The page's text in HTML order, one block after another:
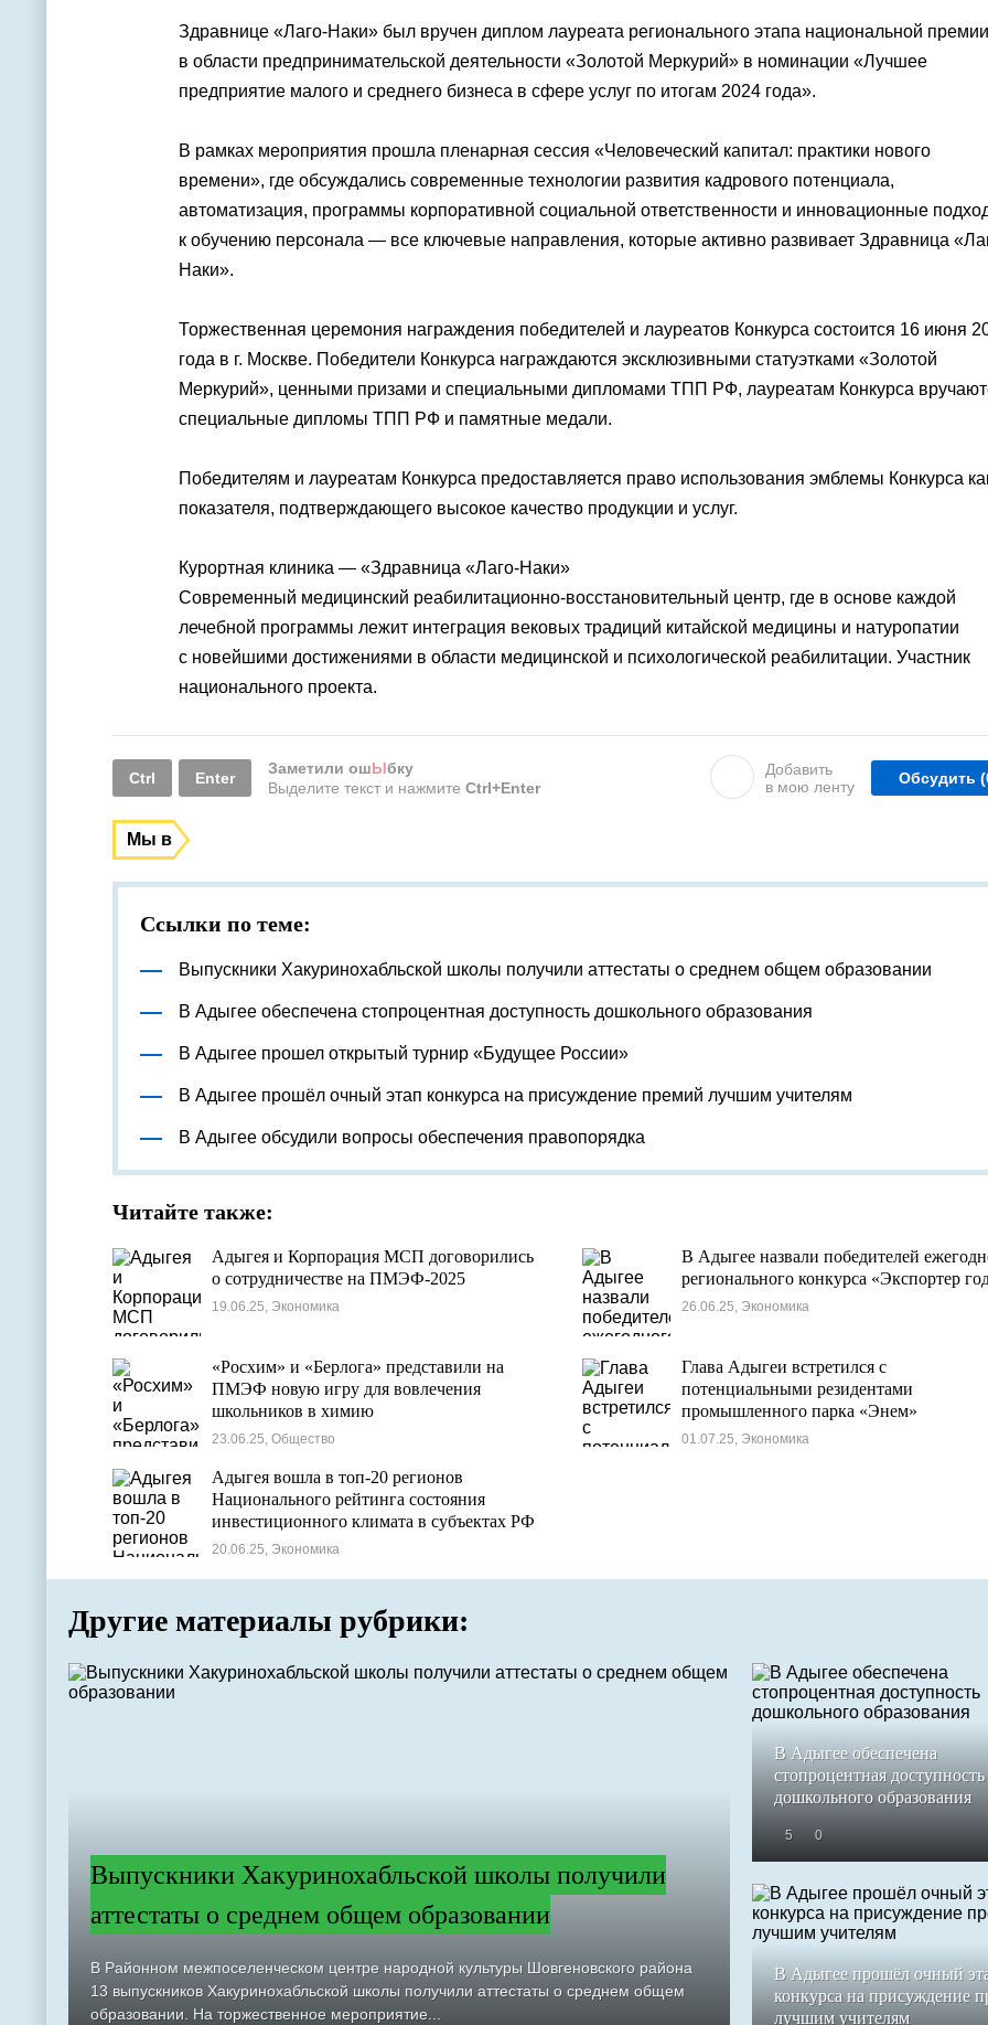
Здравнице «Лаго-Наки» был вручен диплом лауреата регионального этапа национальной премии
в области предпринимательской деятельности «Золотой Меркурий» в номинации «Лучшее
предприятие малого и среднего бизнеса в сфере услуг по итогам 2024 года».
В рамках мероприятия прошла пленарная сессия «Человеческий капитал: практики нового
времени», где обсуждались современные технологии развития кадрового потенциала,
автоматизация, программы корпоративной социальной ответственности и инновационные
к обучению персонала — все ключевые направления, которые активно развивает Здравница
Наки».
Торжественная церемония награждения победителей и лауреатов Конкурса состоится 16 июня
года в г. Москве. Победители Конкурса награждаются эксклюзивными статуэтками «Золотой
Меркурий», ценными призами и специальными дипломами ТПП РФ, лауреатам Конкурса
специальные дипломы ТПП РФ и памятные медали.
Победителям и лауреатам Конкурса предоставляется право использования эмблемы Конкурса
показателя, подтверждающего высокое качество продукции и услуг.
Курортная клиника — «Здравница «Лаго-Наки»
Современный медицинский реабилитационно-восстановительный центр, где в основе каждой
лечебной программы лежит интеграция вековых традиций китайской медицины и натуропатии
с новейшими достижениями в области медицинской и психологической реабилитации. Участник
национального проекта.
Ctrl Enter
Заметили ошЫбку
Выделите текст и нажмите Ctrl+Enter
Добавить
в мою ленту
Обсудить
Мы в
Ссылки по теме:
Выпускники Хакуринохабльской школы получили аттестаты о среднем общем образовании
В Адыгее обеспечена стопроцентная доступность дошкольного образования
В Адыгее прошел открытый турнир «Будущее России»
В Адыгее прошёл очный этап конкурса на присуждение премий лучшим учителям
В Адыгее обсудили вопросы обеспечения правопорядка
Читайте также:
Адыгея и Корпорация МСП договорились
о сотрудничестве на ПМЭФ-2025
19.06.25, Экономика
В Адыгее назвали победителей
регионального конкурса «Экспортер
26.06.25, Экономика
«Росхим» и «Берлога» представили на
ПМЭФ новую игру для вовлечения
школьников в химию
23.06.25, Общество
Глава Адыгеи встретился с
потенциальными резидентами
промышленного парка «Энем»
01.07.25, Экономика
Адыгея вошла в топ-20 регионов
Национального рейтинга состояния
инвестиционного климата в субъектах РФ
20.06.25, Экономика
Другие материалы рубрики:
Выпускники Хакуринохабльской школы получили
аттестаты о среднем общем образовании
В Районном межпоселенческом центре народной культуры Шовгеновского района
13 выпускников Хакуринохабльской школы получили аттестаты о среднем общем
образовании. На торжественное мероприятие...
В Адыгее обеспечена
стопроцентная доступность
дошкольного образования
5 0
В Адыгее прошёл очный
конкурса на присуждение
лучшим учителям